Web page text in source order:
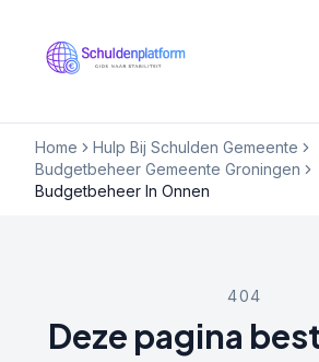
Home
Hulp Bij Schulden Gemeente
Budgetbeheer Gemeente Groningen
Budgetbeheer In Onnen
404
Deze pagina